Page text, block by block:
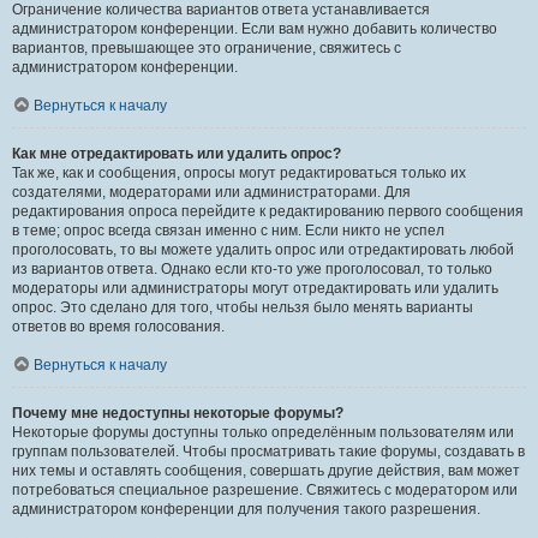
Ограничение количества вариантов ответа устанавливается
администратором конференции. Если вам нужно добавить количество
вариантов, превышающее это ограничение, свяжитесь с
администратором конференции.
Вернуться к началу
Как мне отредактировать или удалить опрос?
Так же, как и сообщения, опросы могут редактироваться только их
создателями, модераторами или администраторами. Для
редактирования опроса перейдите к редактированию первого сообщения
в теме; опрос всегда связан именно с ним. Если никто не успел
проголосовать, то вы можете удалить опрос или отредактировать любой
из вариантов ответа. Однако если кто-то уже проголосовал, то только
модераторы или администраторы могут отредактировать или удалить
опрос. Это сделано для того, чтобы нельзя было менять варианты
ответов во время голосования.
Вернуться к началу
Почему мне недоступны некоторые форумы?
Некоторые форумы доступны только определённым пользователям или
группам пользователей. Чтобы просматривать такие форумы, создавать в
них темы и оставлять сообщения, совершать другие действия, вам может
потребоваться специальное разрешение. Свяжитесь с модератором или
администратором конференции для получения такого разрешения.